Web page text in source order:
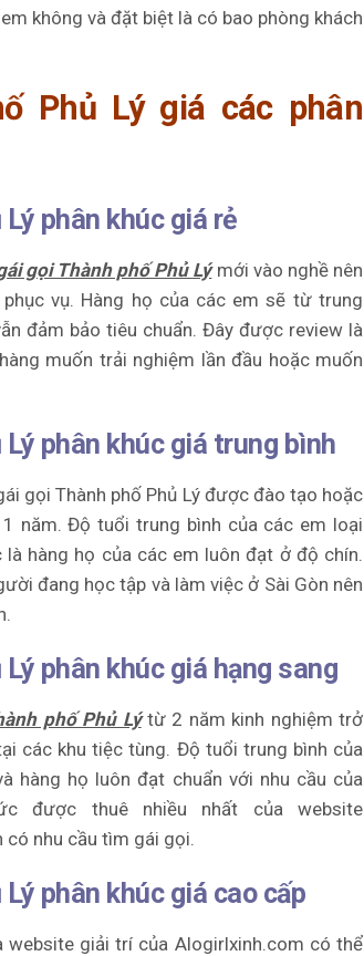
không và đặt biệt là có bao phòng khách
Phủ Lý giá các phân
phân khúc giá rẻ
gọi Thành phố Phủ Lýmới vào nghề nên
vụ. Hàng họ của các em sẽ từ trung
đảm bảo tiêu chuẩn. Đây được review là
muốn trải nghiệm lần đầu hoặc muốn
phân khúc giá trung bình
gọi Thành phố Phủ Lý được đào tạo hoặc
năm. Độ tuổi trung bình của các em loại
hàng họ của các em luôn đạt ở độ chín.
đang học tập và làm việc ở Sài Gòn nên
phân khúc giá hạng sang
phố Phủ Lýtừ 2 năm kinh nghiệm trở
các khu tiệc tùng. Độ tuổi trung bình của
hàng họ luôn đạt chuẩn với nhu cầu của
được thuê nhiều nhất của website
nhu cầu tìm gái gọi.
phân khúc giá cao cấp
giải trí của Alogirlxinh.com có thể